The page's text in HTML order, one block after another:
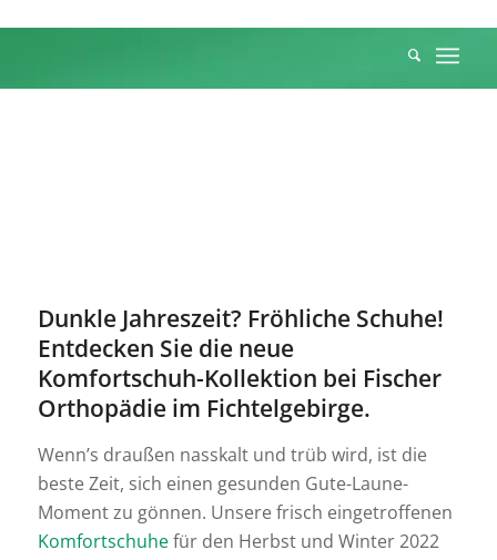
Dunkle Jahreszeit? Fröhliche Schuhe!
Entdecken Sie die neue
Komfortschuh-Kollektion bei Fischer
Orthopädie im Fichtelgebirge.
Wenn’s draußen nasskalt und trüb wird, ist die
beste Zeit, sich einen gesunden Gute-Laune-
Moment zu gönnen. Unsere frisch eingetroffenen
Komfortschuhefür den Herbst und Winter 2022